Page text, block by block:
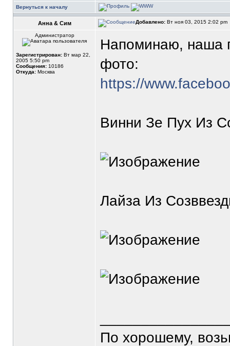
Вернуться к началу
Анна & Сим Добавлено: Вт ноя 03, 2015 2:02 pm
Администратор
Зарегистрирован: Вт мар 22,
2005 5:50 pm
Сообщения: 10186
Откуда: Москва
Напоминаю, наша
фото:
https://
Винни Зе Пух Из
Лайза Из
По хорошему,